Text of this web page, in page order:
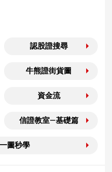
認股證搜尋
牛熊證街貨圖
資金流
信證教室—基礎篇
圖秒學